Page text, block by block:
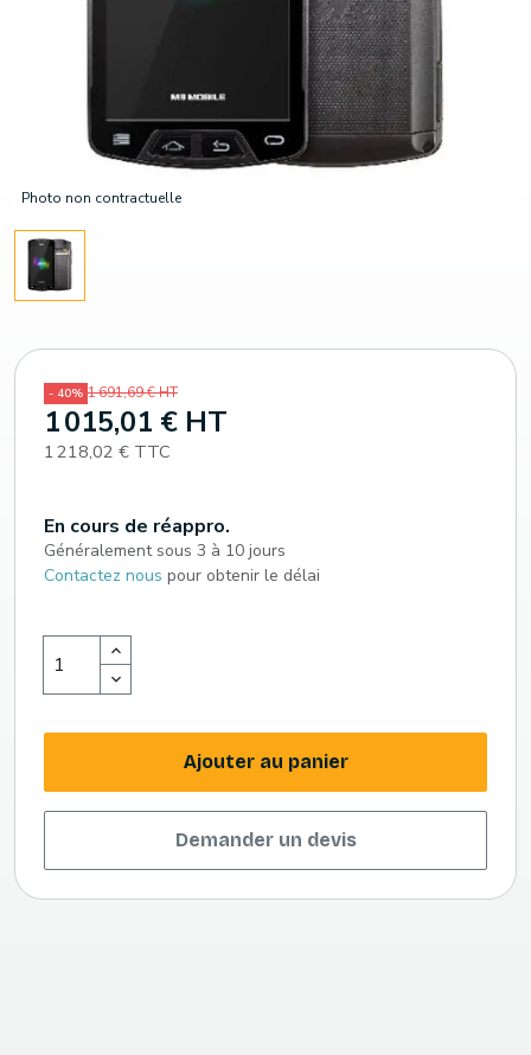
Photo non contractuelle
- 40% 1 691,69 € HT
1 015,01 € HT
1 218,02 € TTC
En cours de réappro.
Généralement sous 3 à 10 jours
Contactez nous pour obtenir le délai
Ajouter au panier
Demander un devis